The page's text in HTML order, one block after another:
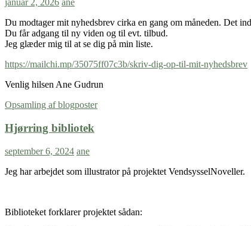
januar 2, 2026 ane
Du modtager mit nyhedsbrev cirka en gang om måneden. Det
Du får adgang til ny viden og til evt. tilbud.
Jeg glæder mig til at se dig på min liste.
https://mailchi.mp/35075ff07c3b/skriv-dig-op-til-mit-nyhedsbrev
Venlig hilsen Ane Gudrun
Opsamling af blogposter
Hjørring bibliotek
september 6, 2024 ane
Jeg har arbejdet som illustrator på projektet VendsysselNoveller.
Biblioteket forklarer projektet sådan: